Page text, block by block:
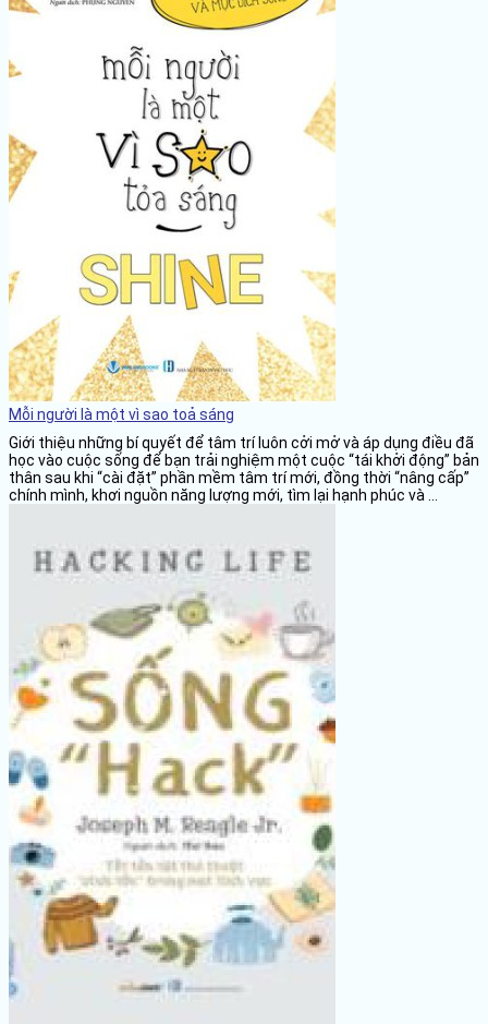
Mỗi người là một vì sao toả sáng
Giới thiệu những bí quyết để tâm trí luôn cởi mở và áp dụng điều đã
học vào cuộc sống để bạn trải nghiệm một cuộc “tái khởi động” bản
thân sau khi “cài đặt” phần mềm tâm trí mới, đồng thời “nâng cấp”
chính mình, khơi nguồn năng lượng mới, tìm lại hạnh phúc và ...